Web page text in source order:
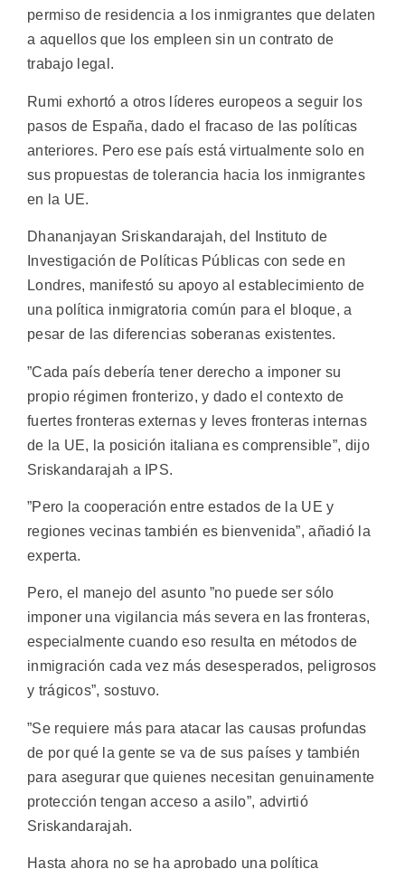
permiso de residencia a los inmigrantes que delaten
a aquellos que los empleen sin un contrato de
trabajo legal.
Rumi exhortó a otros líderes europeos a seguir los
pasos de España, dado el fracaso de las políticas
anteriores. Pero ese país está virtualmente solo en
sus propuestas de tolerancia hacia los inmigrantes
en la UE.
Dhananjayan Sriskandarajah, del Instituto de
Investigación de Políticas Públicas con sede en
Londres, manifestó su apoyo al establecimiento de
una política inmigratoria común para el bloque, a
pesar de las diferencias soberanas existentes.
”Cada país debería tener derecho a imponer su
propio régimen fronterizo, y dado el contexto de
fuertes fronteras externas y leves fronteras internas
de la UE, la posición italiana es comprensible”, dijo
Sriskandarajah a IPS.
”Pero la cooperación entre estados de la UE y
regiones vecinas también es bienvenida”, añadió la
experta.
Pero, el manejo del asunto ”no puede ser sólo
imponer una vigilancia más severa en las fronteras,
especialmente cuando eso resulta en métodos de
inmigración cada vez más desesperados, peligrosos
y trágicos”, sostuvo.
”Se requiere más para atacar las causas profundas
de por qué la gente se va de sus países y también
para asegurar que quienes necesitan genuinamente
protección tengan acceso a asilo”, advirtió
Sriskandarajah.
Hasta ahora no se ha aprobado una política